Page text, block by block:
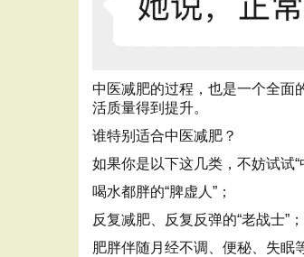
中医减肥的过程，也是一个全面
活质量得到提升。
谁特别适合中医减肥？
如果你是以下这几类，不妨试试“
喝水都胖的“脾虚人”；
反复减肥、反复反弹的“老战士”；
肥胖伴随月经不调、便秘、失眠